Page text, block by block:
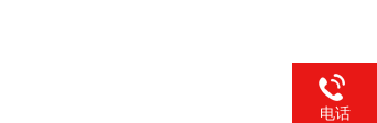
电话